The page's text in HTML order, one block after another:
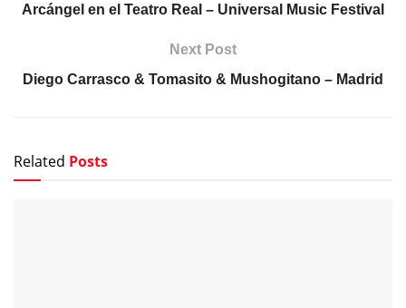
Arcángel en el Teatro Real – Universal Music Festival
Next Post
Diego Carrasco & Tomasito & Mushogitano – Madrid
Related Posts